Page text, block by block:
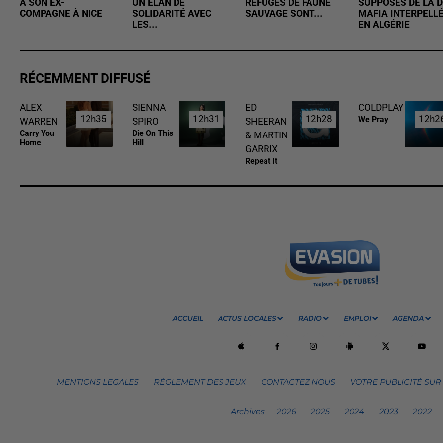
À SON EX-
COMPAGNE À NICE
UN ÉLAN DE
SOLIDARITÉ AVEC
LES...
REFUGES DE FAUNE
SAUVAGE SONT...
SUPPOSÉS DE LA
MAFIA INTERPELLÉ
EN ALGÉRIE
RÉCEMMENT DIFFUSÉ
ALEX
WARREN
Carry You
Home
12h35
12h35
SIENNA
SPIRO
Die On This
Hill
12h31
12h31
ED
SHEERAN
& MARTIN
GARRIX
Repeat It
12h28
12h28
COLDPLAY
We Pray
ACCUEIL ACTUS LOCALES RADIO EMPLOI AGENDA
MENTIONS LEGALES RÈGLEMENT DES JEUX CONTACTEZ NOUS VOTRE PUBLICITÉ
Archives 2026 2025 2024 2023 2022